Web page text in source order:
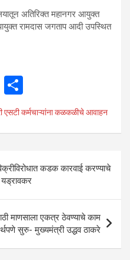
अतिरिक्त महानगर आयुक्त
रामदास जगताप आदी उपस्थित
E
m
ail
h
ar
एसटी कर्मचाऱ्यांना कळकळीचे आवाहन
कडक कारवाई करण्याचे
माणसाला एकत्र ठेवण्याचे काम
सुरु- मुख्यमंत्री उद्धव ठाकरे